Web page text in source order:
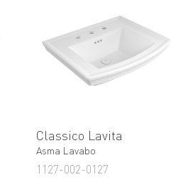
Classico Lavita
Asma Lavabo
1127-002-0127